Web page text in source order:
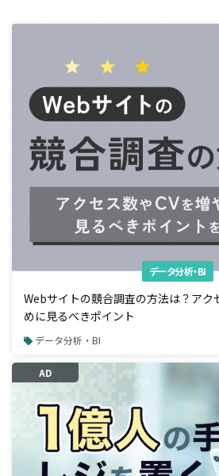
データ分析・BI
Webサイトの競合調査の方法は？アク
めに見るべきポイント
データ分析・BI
AD